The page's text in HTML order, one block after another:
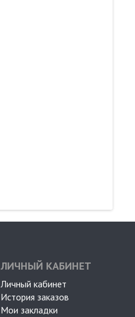
ЛИЧНЫЙ КАБИНЕТ
Личный кабинет
История заказов
Мои закладки